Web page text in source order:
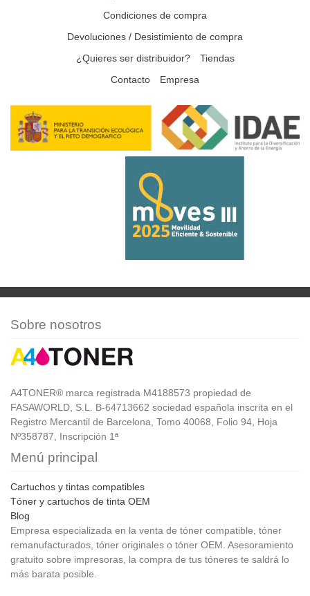
Condiciones de compra
Devoluciones / Desistimiento de compra
¿Quieres ser distribuidor?
Tiendas
Contacto
Empresa
Sobre nosotros
A4TONER® marca registrada M4188573 propiedad de
FASAWORLD, S.L. B-64713662 sociedad española inscrita en el
Registro Mercantil de Barcelona, Tomo 40068, Folio 94, Hoja
Nº358787, Inscripción 1ª
Menú principal
Cartuchos y tintas compatibles
Tóner y cartuchos de tinta OEM
Blog
Empresa especializada en la venta de tóner compatible, tóner
remanufacturados, tóner originales o tóner OEM. Asesoramiento
gratuito sobre impresoras, la compra de tus tóneres te saldrá lo
más barata posible.